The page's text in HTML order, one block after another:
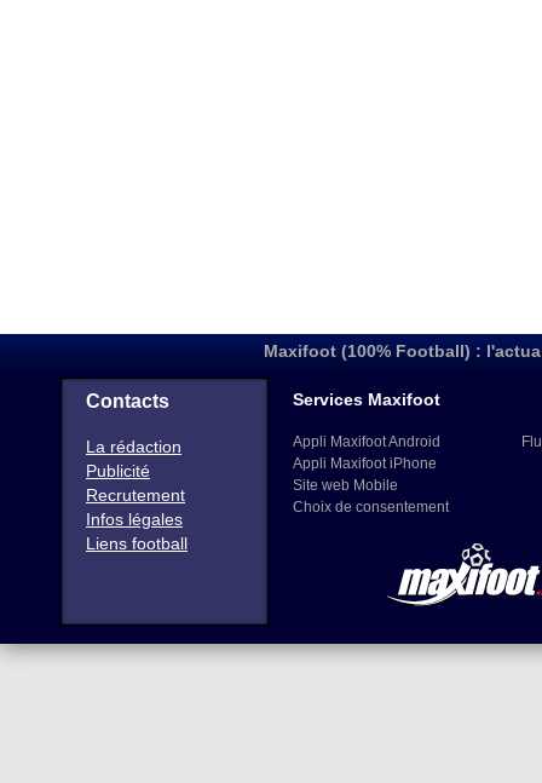
Maxifoot (100% Football) :
Contacts
La rédaction
Publicité
Recrutement
Infos légales
Liens football
Services Maxifoot
Appli Maxifoot Android
Appli Maxifoot iPhone
Site web Mobile
Choix de consentement